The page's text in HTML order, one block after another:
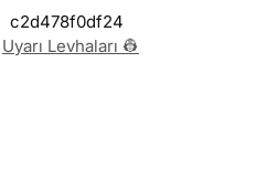
c2d478f0df24
Uyarı Levhaları 👷